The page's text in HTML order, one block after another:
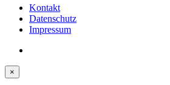
Kontakt
Datenschutz
Impressum
×